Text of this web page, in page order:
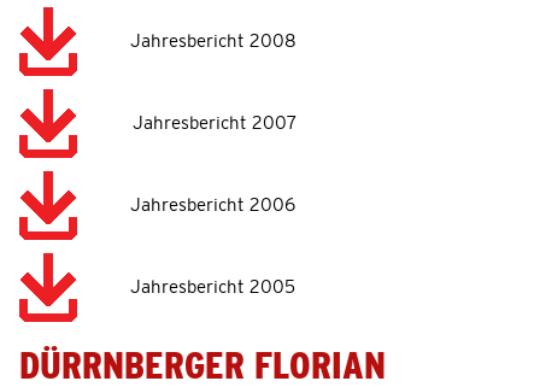
Jahresbericht 2008
Jahresbericht 2007
Jahresbericht 2006
Jahresbericht 2005
DÜRRNBERGER FLORIAN